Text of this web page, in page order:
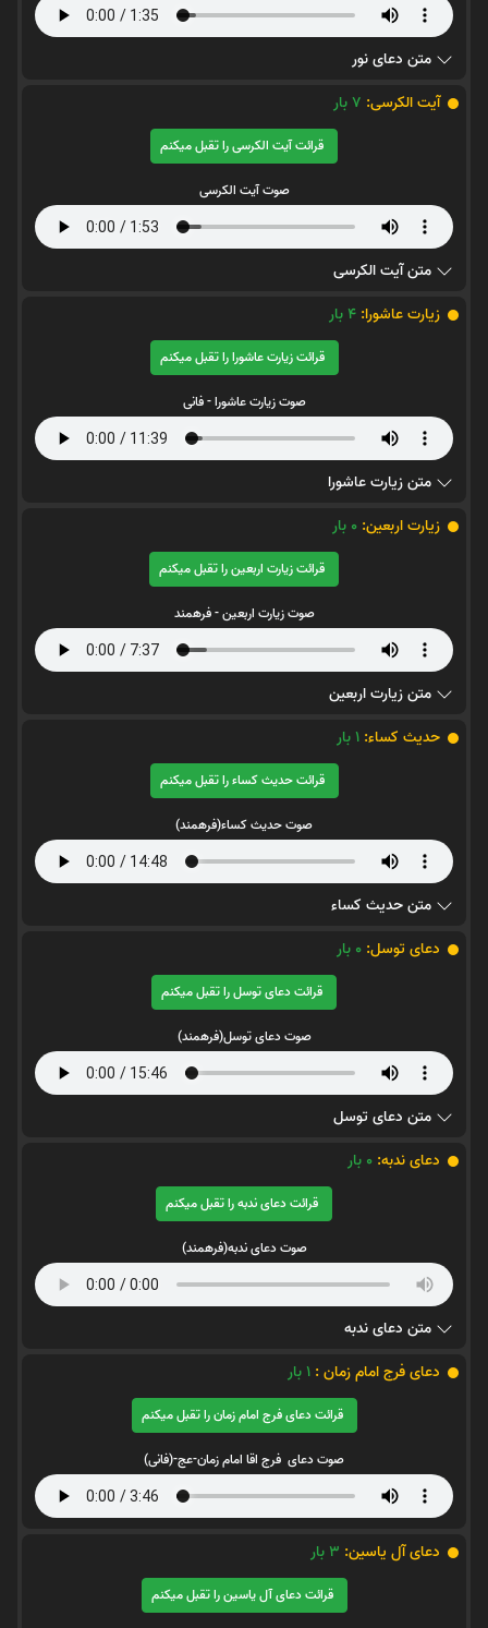
متن دعای نور
آیت الکرسی: 7بار
قرائت آیت الکرسی را تقبل میکنم
صوت آیت الکرسی
متن آیت الکرسی
زیارت عاشورا: 4بار
قرائت زیارت عاشورا را تقبل میکنم
صوت زیارت عاشورا - فانی
متن زیارت عاشورا
زیارت اربعین: 0 بار
قرائت زیارت اربعین را تقبل میکنم
صوت زیارت اربعین - فرهمند
متن زیارت اربعین
حدیث کساء: 1بار
قرائت حدیث کساء را تقبل میکنم
صوت حدیث کساء(فرهمند)
متن حدیث کساء
دعای توسل: 0 بار
قرائت دعای توسل را تقبل میکنم
صوت دعای توسل(فرهمند)
متن دعای توسل
دعای ندبه: 0 بار
قرائت دعای ندبه را تقبل میکنم
صوت دعای ندبه(فرهمند)
متن دعای ندبه
دعای فرج امام زمان : 1بار
قرائت دعای فرج امام زمان را تقبل میکنم
صوت دعای فرج اقا امام زمان-عج-(فانی)
دعای آل یاسین: 3بار
قرائت دعای آل یاسین را تقبل میکنم